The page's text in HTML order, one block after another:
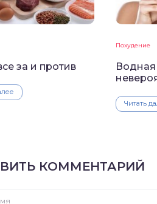
за и против
Похудение
Водная
Читать
КОММЕНТАРИЙ